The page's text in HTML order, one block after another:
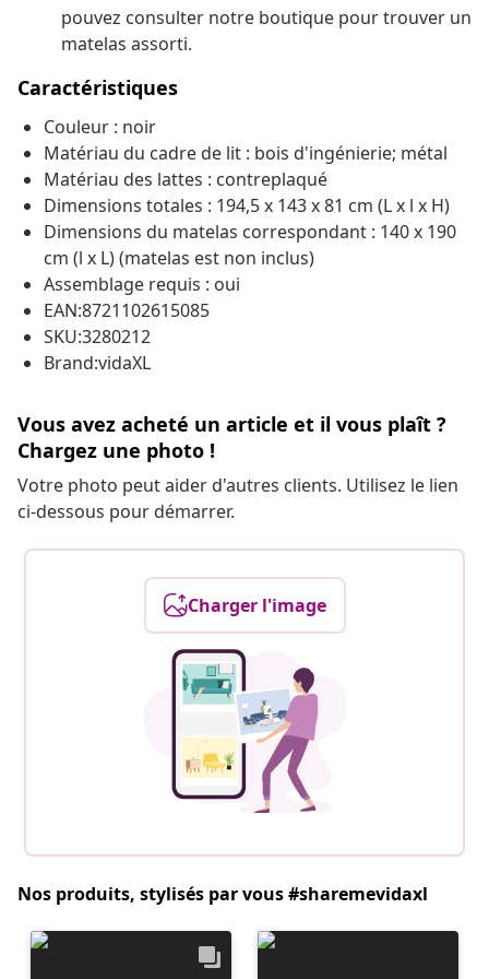
pouvez consulter notre boutique pour trouver un
matelas assorti.
Caractéristiques
Couleur : noir
Matériau du cadre de lit : bois d'ingénierie; métal
Matériau des lattes : contreplaqué
Dimensions totales : 194,5 x 143 x 81 cm (L x l x H)
Dimensions du matelas correspondant : 140 x 190
cm (l x L) (matelas est non inclus)
Assemblage requis : oui
EAN:8721102615085
SKU:3280212
Brand:vidaXL
Vous avez acheté un article et il vous plaît ?
Chargez une photo !
Votre photo peut aider d'autres clients. Utilisez le lien
ci-dessous pour démarrer.
Charger l'image
Nos produits, stylisés par vous #sharemevidaxl